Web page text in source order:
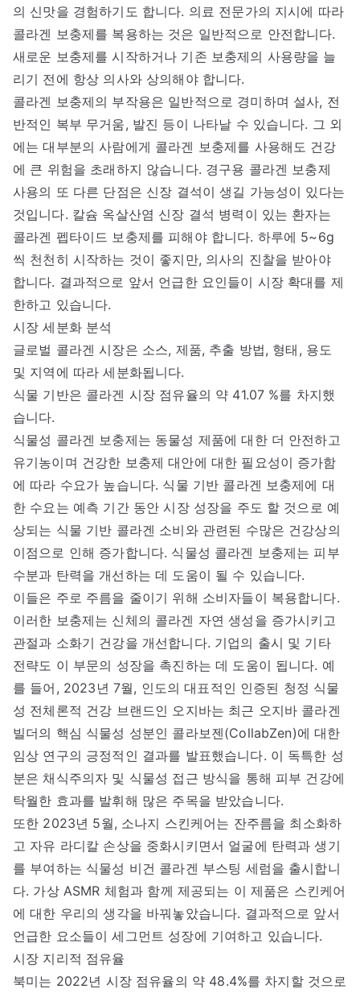
의 신맛을 경험하기도 합니다. 의료 전문가의 지시에 따라
콜라겐 보충제를 복용하는 것은 일반적으로 안전합니다.
새로운 보충제를 시작하거나 기존 보충제의 사용량을 늘
리기 전에 항상 의사와 상의해야 합니다.
콜라겐 보충제의 부작용은 일반적으로 경미하며 설사, 전
반적인 복부 무거움, 발진 등이 나타날 수 있습니다. 그 외
에는 대부분의 사람에게 콜라겐 보충제를 사용해도 건강
에 큰 위험을 초래하지 않습니다. 경구용 콜라겐 보충제
사용의 또 다른 단점은 신장 결석이 생길 가능성이 있다는
것입니다. 칼슘 옥살산염 신장 결석 병력이 있는 환자는
콜라겐 펩타이드 보충제를 피해야 합니다. 하루에 5~6g
씩 천천히 시작하는 것이 좋지만, 의사의 진찰을 받아야
합니다. 결과적으로 앞서 언급한 요인들이 시장 확대를 제
한하고 있습니다.
시장 세분화 분석
글로벌 콜라겐 시장은 소스, 제품, 추출 방법, 형태, 용도
및 지역에 따라 세분화됩니다.
식물 기반은 콜라겐 시장 점유율의 약 41.07 %를 차지했
습니다.
식물성 콜라겐 보충제는 동물성 제품에 대한 더 안전하고
유기농이며 건강한 보충제 대안에 대한 필요성이 증가함
에 따라 수요가 높습니다. 식물 기반 콜라겐 보충제에 대
한 수요는 예측 기간 동안 시장 성장을 주도 할 것으로 예
상되는 식물 기반 콜라겐 소비와 관련된 수많은 건강상의
이점으로 인해 증가합니다. 식물성 콜라겐 보충제는 피부
수분과 탄력을 개선하는 데 도움이 될 수 있습니다.
이들은 주로 주름을 줄이기 위해 소비자들이 복용합니다.
이러한 보충제는 신체의 콜라겐 자연 생성을 증가시키고
관절과 소화기 건강을 개선합니다. 기업의 출시 및 기타
전략도 이 부문의 성장을 촉진하는 데 도움이 됩니다. 예
를 들어, 2023년 7월, 인도의 대표적인 인증된 청정 식물
성 전체론적 건강 브랜드인 오지바는 최근 오지바 콜라겐
빌더의 핵심 식물성 성분인 콜라보젠(CollabZen)에 대한
임상 연구의 긍정적인 결과를 발표했습니다. 이 독특한 성
분은 채식주의자 및 식물성 접근 방식을 통해 피부 건강에
탁월한 효과를 발휘해 많은 주목을 받았습니다.
또한 2023년 5월, 소나지 스킨케어는 잔주름을 최소화하
고 자유 라디칼 손상을 중화시키면서 얼굴에 탄력과 생기
를 부여하는 식물성 비건 콜라겐 부스팅 세럼을 출시합니
다. 가상 ASMR 체험과 함께 제공되는 이 제품은 스킨케어
에 대한 우리의 생각을 바꿔놓았습니다. 결과적으로 앞서
언급한 요소들이 세그먼트 성장에 기여하고 있습니다.
시장 지리적 점유율
북미는 2022년 시장 점유율의 약 48.4%를 차지할 것으로